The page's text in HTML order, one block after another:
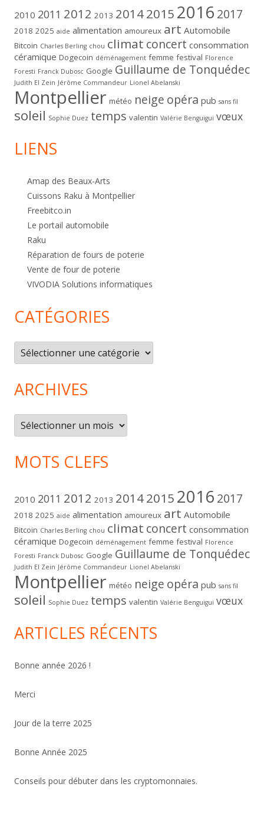
2010 2011 2012 2013 20142015 2016 2017
2018 2025 aide alimentation amoureux art Automobile
Bitcoin Charles Berling chou climat concert consommation
céramique Dogecoin déménagement femme festival Florence
Foresti Franck Dubosc Google Guillaume de Tonquédec
Judith El Zein Jérôme Commandeur Lionel Abelanski
Montpellier météo neige opéra pub sans fil
soleil Sophie Duez temps valentin Valérie Benguigui vœux
LIENS
Amap des Beaux-Arts
Cuissons Raku à Montpellier
Freebitco.in
Le portail automobile
Raku
Réparation de fours de poterie
Vente de four de poterie
VIVODIA Solutions informatiques
CATÉGORIES
Catégories
ARCHIVES
Archives
MOTS CLEFS
2010 2011 2012 2013 20142015 2016 2017
2018 2025 aide alimentation amoureux art Automobile
Bitcoin Charles Berling chou climat concert consommation
céramique Dogecoin déménagement femme festival Florence
Foresti Franck Dubosc Google Guillaume de Tonquédec
Judith El Zein Jérôme Commandeur Lionel Abelanski
Montpellier météo neige opéra pub sans fil
soleil Sophie Duez temps valentin Valérie Benguigui vœux
ARTICLES RÉCENTS
Bonne année 2026 !
Merci
Jour de la terre 2025
Bonne Année 2025
Conseils pour débuter dans les cryptomonnaies.